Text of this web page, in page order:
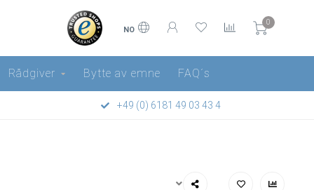
NO
0
Rådgiver Bytte av emne FAQ´s
+49 (0) 6181 49 03 43 4